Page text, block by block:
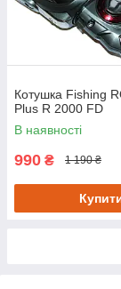
Котушка Fishing
Plus R 2000 FD
В наявності
990 ₴ 1 190 ₴